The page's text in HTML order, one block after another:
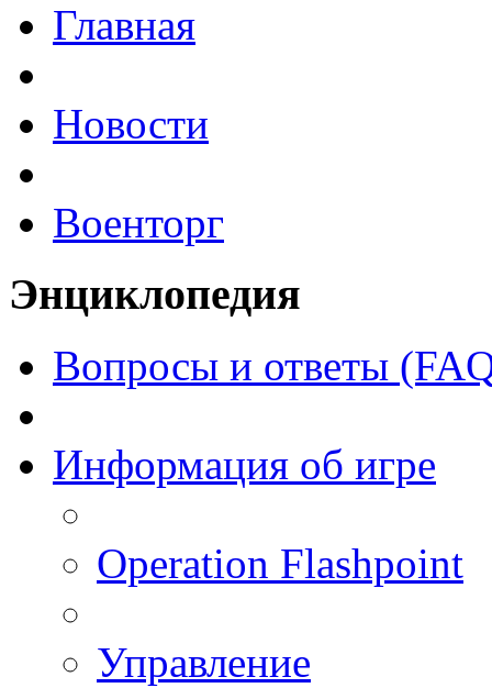
Главная
Новости
Военторг
Энциклопедия
Вопросы и ответы
Информация об игре
Operation Flashpoint
Управление